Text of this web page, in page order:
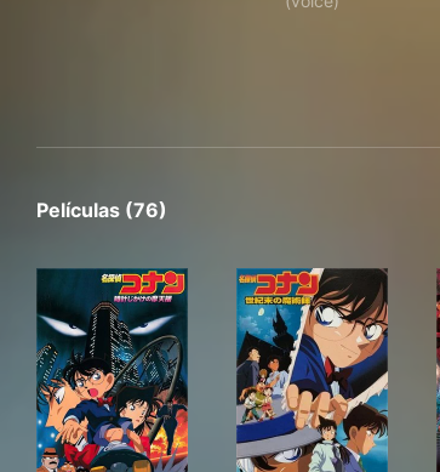
Películas (76)